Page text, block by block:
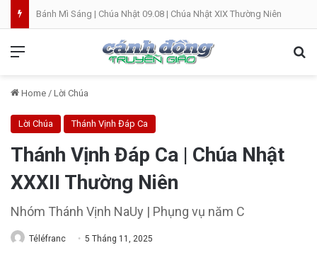
Bánh Mì Sáng | Chúa Nhật 09.08 | Chúa Nhật XIX Thường Niên
Home / Lời Chúa
Lời Chúa Thánh Vịnh Đáp Ca
Thánh Vịnh Đáp Ca | Chúa Nhật
XXXII Thường Niên
Nhóm Thánh Vịnh NaUy | Phụng vụ năm C
Téléfranc 5 Tháng 11, 2025